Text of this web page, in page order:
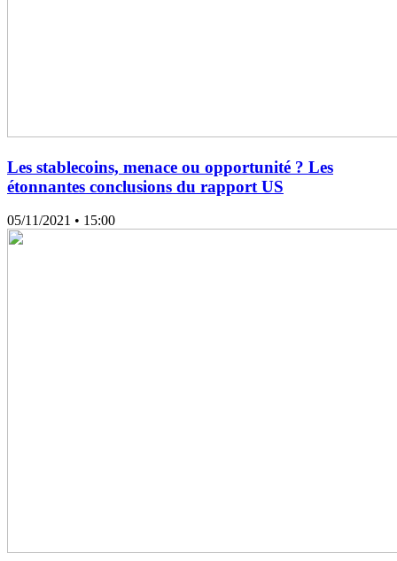
Les stablecoins, menace ou opportunité ? Les
étonnantes conclusions du rapport US
05/11/2021 • 15:00